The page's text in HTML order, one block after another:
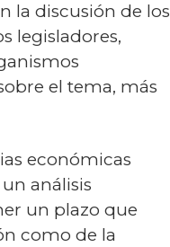
la discusión de los
legisladores,
el tema, más
económicas
análisis
un plazo que
como de la